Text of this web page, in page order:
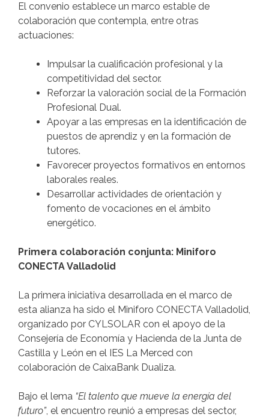
El convenio establece un marco estable de
colaboración que contempla, entre otras
actuaciones:
Impulsar la cualificación profesional y la
competitividad del sector.
Reforzar la valoración social de la Formación
Profesional Dual.
Apoyar a las empresas en la identificación de
puestos de aprendiz y en la formación de
tutores.
Favorecer proyectos formativos en entornos
laborales reales.
Desarrollar actividades de orientación y
fomento de vocaciones en el ámbito
energético.
Primera colaboración conjunta: Miniforo
CONECTA Valladolid
La primera iniciativa desarrollada en el marco de
esta alianza ha sido el Miniforo CONECTA Valladolid,
organizado por CYLSOLAR con el apoyo de la
Consejería de Economía y Hacienda de la Junta de
Castilla y León en el IES La Merced con
colaboración de CaixaBank Dualiza.
Bajo el lema “El talento que mueve la energía del
futuro”, el encuentro reunió a empresas del sector,